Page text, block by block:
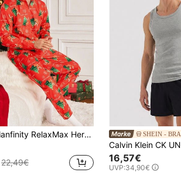
Herren Jumpsuit mit Buchstaben- und Weihnachtsbaum-Muster, Langarm, mit Reißverschluss und Kapuze
22,49€
SHEIN -
16,57€
UVP:34,90€